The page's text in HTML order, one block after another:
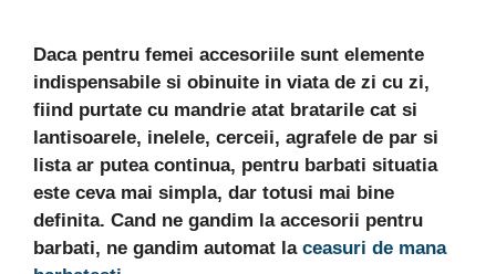
Daca pentru femei accesoriile sunt elemente
indispensabile si obinuite in viata de zi cu zi,
fiind purtate cu mandrie atat bratarile cat si
lantisoarele, inelele, cerceii, agrafele de par si
lista ar putea continua, pentru barbati situatia
este ceva mai simpla, dar totusi mai bine
definita. Cand ne gandim la accesorii pentru
barbati, ne gandim automat la ceasuri de mana